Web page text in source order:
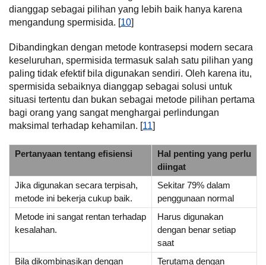
dianggap sebagai pilihan yang lebih baik hanya karena
mengandung spermisida. [10]
Dibandingkan dengan metode kontrasepsi modern secara
keseluruhan, spermisida termasuk salah satu pilihan yang
paling tidak efektif bila digunakan sendiri. Oleh karena itu,
spermisida sebaiknya dianggap sebagai solusi untuk
situasi tertentu dan bukan sebagai metode pilihan pertama
bagi orang yang sangat menghargai perlindungan
maksimal terhadap kehamilan. [11]
Pertanyaan tentang efisiensi
Hal penting yang perlu
diingat
Jika digunakan secara terpisah,
metode ini bekerja cukup baik.
Sekitar 79% dalam
penggunaan normal
Metode ini sangat rentan terhadap
kesalahan.
Harus digunakan
dengan benar setiap
saat
Bila dikombinasikan dengan
Terutama dengan